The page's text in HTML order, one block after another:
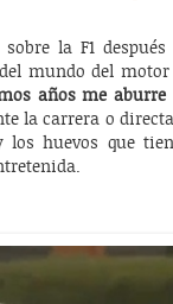
la F1
mundo del
años me aburre
la carrera o
los huevos que